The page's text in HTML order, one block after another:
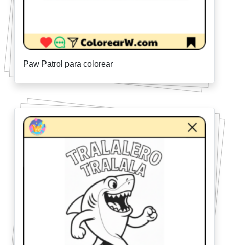
Paw Patrol para colorear